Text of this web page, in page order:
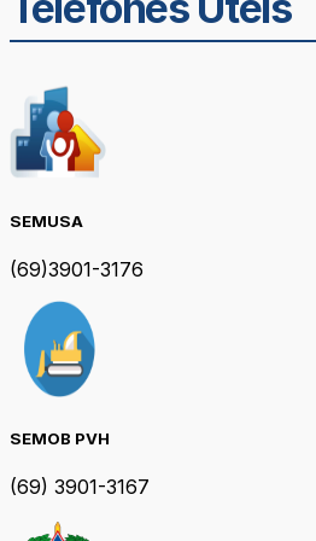
SEMUSA
(69)3901-3176
SEMOB PVH
(69) 3901-3167